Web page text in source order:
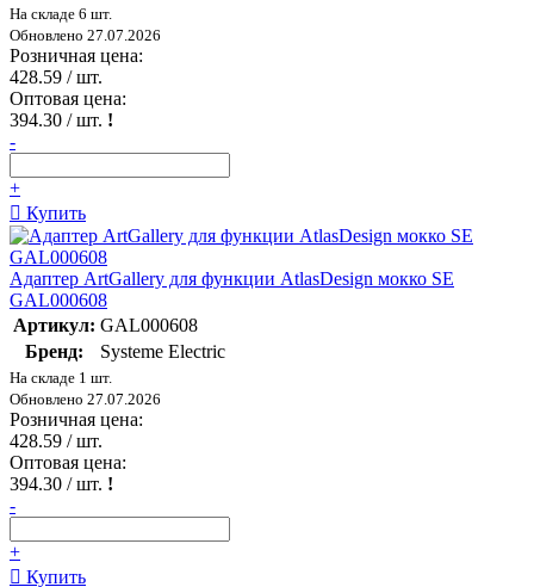
На складе 6 шт.
Обновлено 27.07.2026
Розничная цена:
428.59 / шт.
Оптовая цена:
394.30 / шт. !
-
+
Купить
Адаптер ArtGallery для функции AtlasDesign мокко SE
GAL000608
Артикул: GAL000608
Бренд:
Systeme Electric
На складе 1 шт.
Обновлено 27.07.2026
Розничная цена:
428.59 / шт.
Оптовая цена:
394.30 / шт. !
-
+
Купить